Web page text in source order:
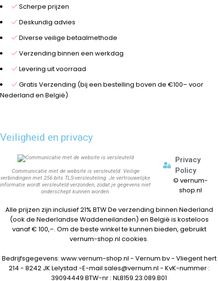
Scherpe prijzen
Deskundig advies
Diverse veilige betaalmethode
Verzending binnen een werkdag
Levering uit voorraad
Gratis Verzending (bij een bestelling boven de €100– voor
Nederland en België)
Veiligheid en privacy
Communicatie met de website is versleuteld. Veilige
verbindingen met 256 bits TLS-versleuteling. Je vertrouwelijke
informatie wordt versleuteld verzonden, zodat je gegevens niet
onderschept kunnen worden.
Privacy
Policy
© vernum-
shop.nl
Alle prijzen zijn inclusief 21% BTW De verzending binnen Nederland
(ook de Nederlandse Waddeneilanden) en België is kosteloos
vanaf € 100,–. Om de beste winkel te kunnen bieden, gebruikt
vernum-shop.nl cookies.
Bedrijfsgegevens: www.vernum-shop.nl - Vernum bv - Vliegent hert
214 - 8242 JK Lelystad -E-mail:sales@vernum.nl - KvK-nummer :
39094449 BTW-nr : NL8159.23.089.B01